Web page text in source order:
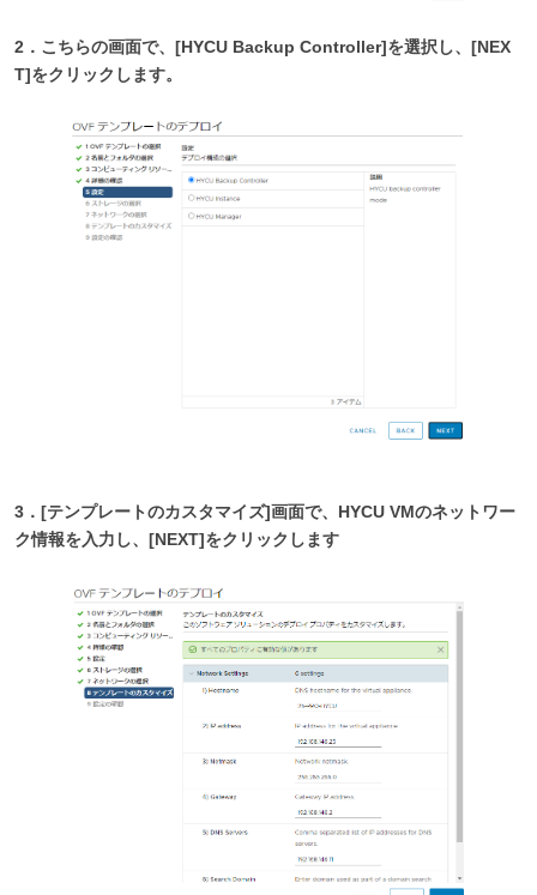
2．こちらの画面で、[HYCU Backup Controller]を選択し、[NEX
T]をクリックします。
3．[テンプレートのカスタマイズ]画面で、HYCU VMのネットワー
ク情報を入力し、[NEXT]をクリックします